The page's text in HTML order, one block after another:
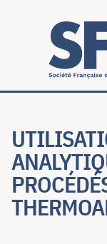
Aller au contenu